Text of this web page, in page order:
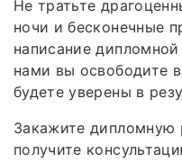
Не тратьте
ночи и бесконечные
написание
нами вы освободите
будете уверены в
Закажите дипломную
получите